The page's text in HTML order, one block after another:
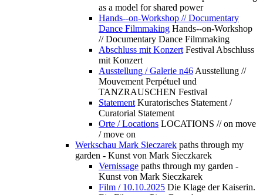
as a model for shared power
Hands--on-Workshop // Documentary
Dance Filmmaking Hands--on-Workshop
// Documentary Dance Filmmaking
Abschluss mit Konzert Festival Abschluss
mit Konzert
Ausstellung / Galerie n46 Ausstellung //
Mouvement Perpétuel und
TANZRAUSCHEN Festival
Statement Kuratorisches Statement /
Curatorial Statement
Orte / Locations LOCATIONS // on move
/ move on
Werkschau Mark Sieczarek paths through my
garden - Kunst von Mark Sieczkarek
Vernissage paths through my garden -
Kunst von Mark Sieczkarek
Film / 10.10.2025 Die Klage der Kaiserin.